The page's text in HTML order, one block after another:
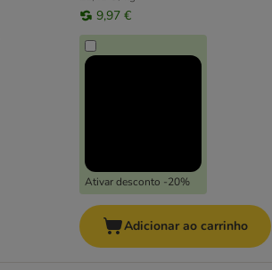
9,97 €
Ativar desconto -20%
Adicionar ao carrinho